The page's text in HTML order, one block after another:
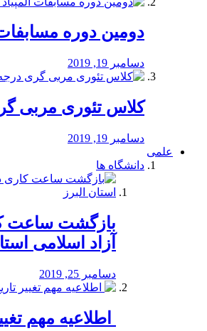
دومین دوره
دسامبر 19, 2019
کلاس تئوری مربی گری
دسامبر 19, 2019
علمی
دانشگاه ها
بازگشت ساعت
آزاد اسلامی
دسامبر 25, 2019
اطلاعیه مهم